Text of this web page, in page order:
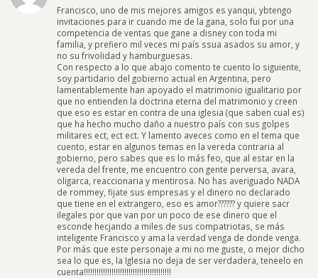
Francisco, uno de mis mejores amigos es yanqui, ybtengo
invitaciones para ir cuando me de la gana, solo fui por una
competencia de ventas que gane a disney con toda mi
familia, y prefiero mil veces mi país ssua asados su amor, y
no su frivolidad y hamburguesas.
Con respecto a lo que abajo comento te cuento lo siguiente,
soy partidario del gobierno actual en Argentina, pero
lamentablemente han apoyado el matrimonio igualitario por
que no entienden la doctrina eterna del matrimonio y creen
que eso es estar en contra de una iglesia (que saben cual es)
que ha hecho mucho daño a nuestro país con sus golpes
militares ect, ect ect. Y lamento aveces como en el tema que
cuento, estar en algunos temas en la vereda contraria al
gobierno, pero sabes que es lo más feo, que al estar en la
vereda del frente, me encuentro con gente perversa, avara,
oligarca, reaccionaria y mentirosa. No has averiguado NADA
de rommey, fijate sus empresas y el dinero no declarado
que tiene en el extrangero, eso es amor?????? y quiere sacr
ilegales por que van por un poco de ese dinero que el
esconde hecjando a miles de sus compatriotas, se más
inteligente Francisco y ama la verdad venga de donde venga.
Por más que este personaje a mi no me guste, o mejor dicho
sea lo que es, la Iglesia no deja de ser verdadera, teneelo en
cuenta!!!!!!!!!!!!!!!!!!!!!!!!!!!!!!!!!!!!!!!!!